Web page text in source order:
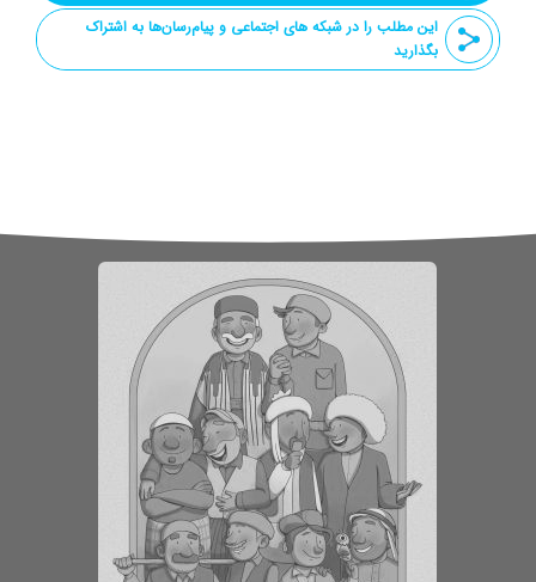
این مطلب را در شبکه های اجتماعی و پیام‌رسان‌ها به اشتراک
بگذارید